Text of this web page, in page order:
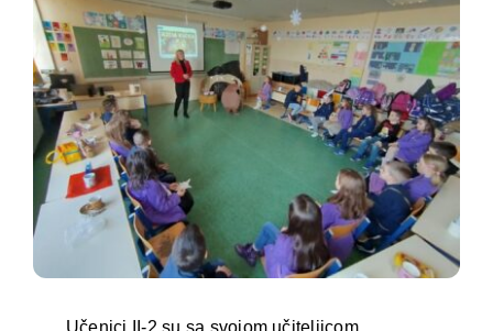
Učenici II-2 su sa svojom učiteljicom